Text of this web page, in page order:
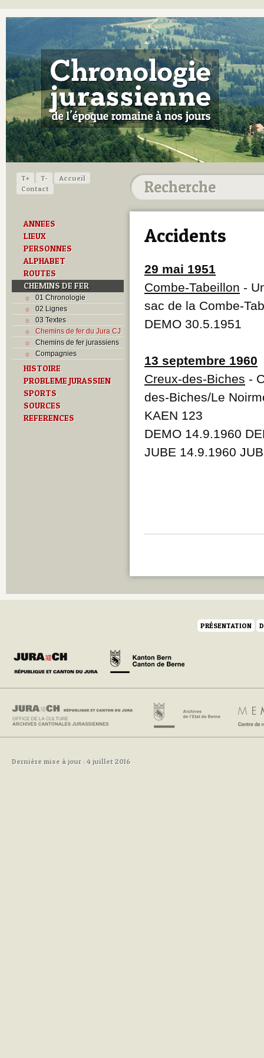
T+ T-
Accueil
Contact
ANNEES
LIEUX
PERSONNES
ALPHABET
ROUTES
CHEMINS DE FER
01 Chronologie
02 Lignes
03 Textes
Chemins de fer du Jura CJ
Chemins de fer jurassiens
Compagnies
HISTOIRE
PROBLEME JURASSIEN
SPORTS
SOURCES
REFERENCES
Accidents
29 mai 1951
Combe-Tabeillon -
sac de la Combe-
DEMO 30.5.1951
13 septembre 1960
Creux-des-Biches -
des-Biches/Le
KAEN 123
DEMO 14.9.1960
JUBE 14.9.1960
PRÉSENTATION
Dernière mise à jour : 4 juillet 2016